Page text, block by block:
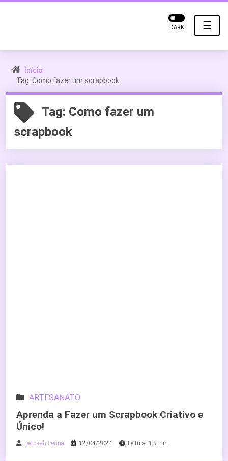
☰
DARK
Início
Tag: Como fazer um scrapbook
Tag: Como fazer um
scrapbook
ARTESANATO
Aprenda a Fazer um Scrapbook Criativo e
Único!
Deborah Penna 12/04/2024 Leitura: 13 min